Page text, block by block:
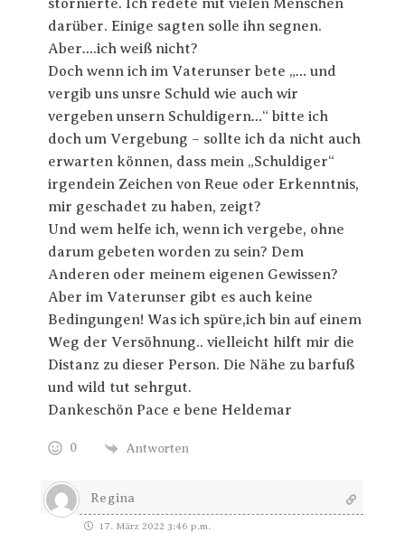
stornierte. Ich redete mit vielen Menschen
darüber. Einige sagten solle ihn segnen.
Aber….ich weiß nicht?
Doch wenn ich im Vaterunser bete „… und
vergib uns unsre Schuld wie auch wir
vergeben unsern Schuldigern…“ bitte ich
doch um Vergebung – sollte ich da nicht auch
erwarten können, dass mein „Schuldiger“
irgendein Zeichen von Reue oder Erkenntnis,
mir geschadet zu haben, zeigt?
Und wem helfe ich, wenn ich vergebe, ohne
darum gebeten worden zu sein? Dem
Anderen oder meinem eigenen Gewissen?
Aber im Vaterunser gibt es auch keine
Bedingungen! Was ich spüre,ich bin auf einem
Weg der Versöhnung.. vielleicht hilft mir die
Distanz zu dieser Person. Die Nähe zu barfuß
und wild tut sehrgut.
Dankeschön Pace e bene Heldemar
0 Antworten
Regina
17. März 2022 3:46 p.m.